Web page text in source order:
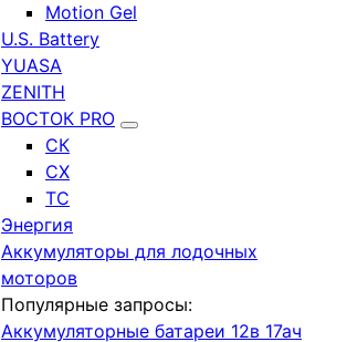
Motion Gel
U.S. Battery
YUASA
ZENITH
ВОСТОК PRO
СК
СХ
ТС
Энергия
Аккумуляторы для лодочных
моторов
Популярные запросы:
Аккумуляторные батареи 12в 17ач